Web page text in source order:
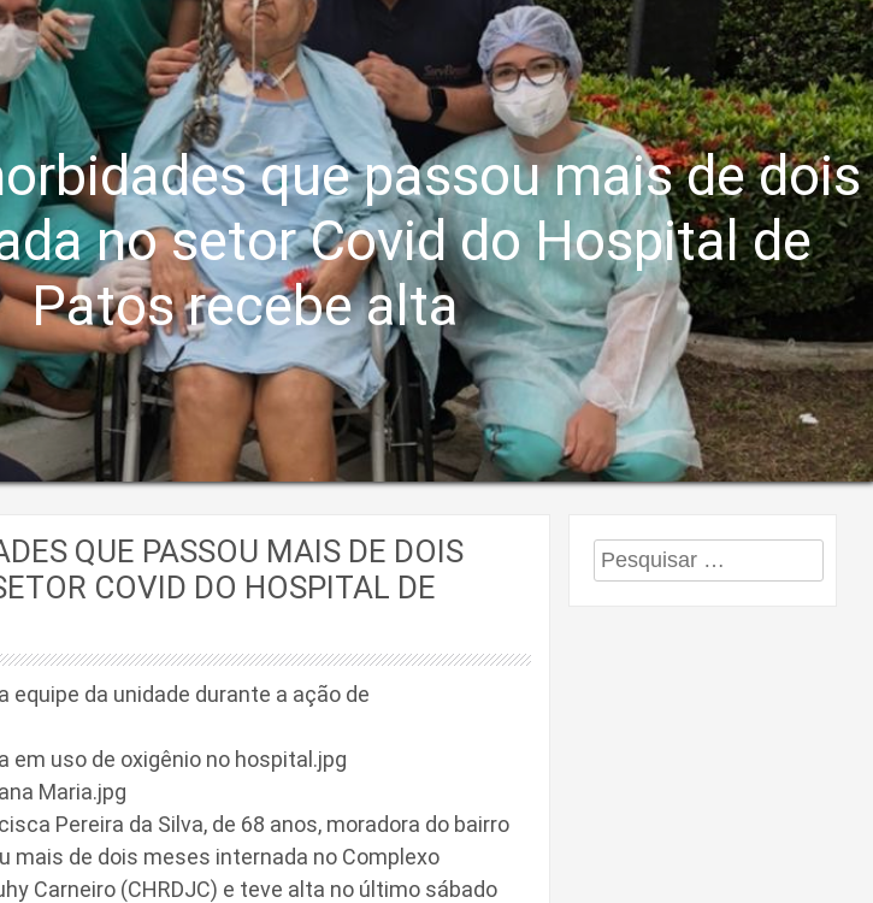
que passou mais de dois
no setor Covid do Hospital de
Patos recebe alta
QUE PASSOU MAIS DE DOIS
COVID DO HOSPITAL DE
da unidade durante a ação de
em uso de oxigênio no hospital.jpg
Maria.jpg
Pereira da Silva, de 68 anos, moradora do bairro
mais de dois meses internada no Complexo
Carneiro (CHRDJC) e teve alta no último sábado
Pesquisar
por: